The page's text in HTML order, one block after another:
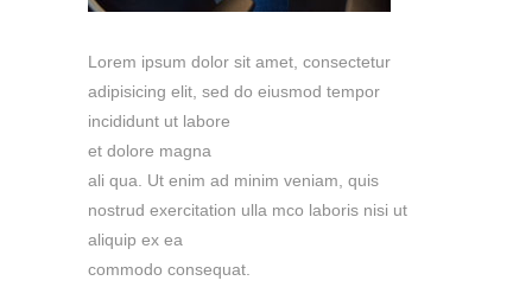
Lorem ipsum dolor sit amet, consectetur
adipisicing elit, sed do eiusmod tempor
incididunt ut labore
et dolore magna
ali qua. Ut enim ad minim veniam, quis
nostrud exercitation ulla mco laboris nisi ut
aliquip ex ea
commodo consequat.